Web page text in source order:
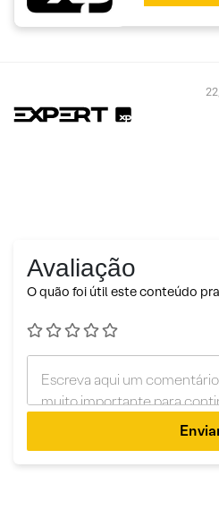
Avaliação
O quão foi útil este conteúdo